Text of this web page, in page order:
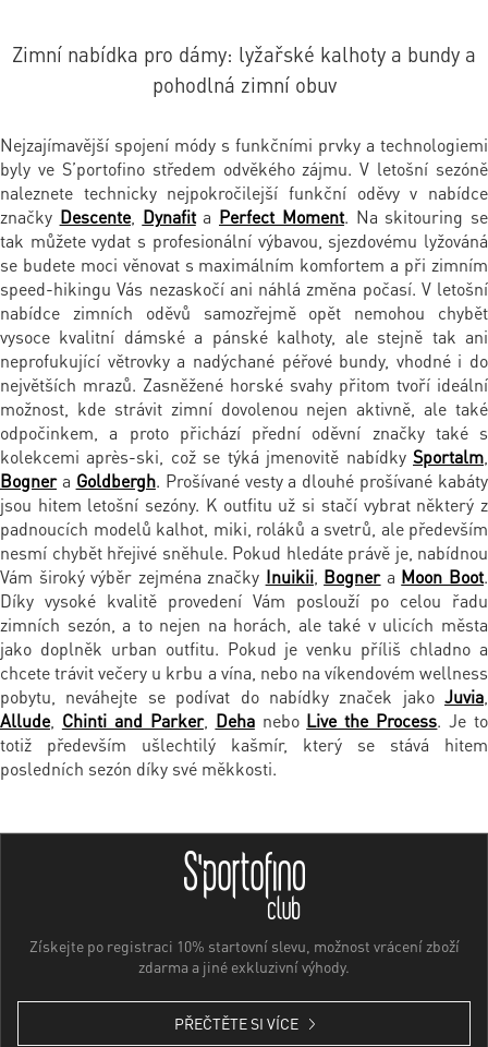
Zimní nabídka pro dámy: lyžařské kalhoty a bundy a
pohodlná zimní obuv
Nejzajímavější spojení módy s funkčními prvky a technologiemi
byly ve S’portofino středem odvěkého zájmu. V letošní sezóně
naleznete technicky nejpokročilejší funkční oděvy v nabídce
značky Descente, Dynafita Perfect Moment. Na skitouring se
tak můžete vydat s profesionální výbavou, sjezdovému lyžováná
se budete moci věnovat s maximálním komfortem a při zimním
speed-hikingu Vás nezaskočí ani náhlá změna počasí. V letošní
nabídce zimních oděvů samozřejmě opět nemohou chybět
vysoce kvalitní dámské a pánské kalhoty, ale stejně tak ani
neprofukující větrovky a nadýchané péřové bundy, vhodné i do
největších mrazů. Zasněžené horské svahy přitom tvoří ideální
možnost, kde strávit zimní dovolenou nejen aktivně, ale také
odpočinkem, a proto přichází přední oděvní značky také s
kolekcemi après-ski, což se týká jmenovitě nabídky Sportalm
Bognera Goldbergh. Prošívané vesty a dlouhé prošívané kabáty
jsou hitem letošní sezóny. K outfitu už si stačí vybrat některý z
padnoucích modelů kalhot, miki, roláků a svetrů, ale především
nesmí chybět hřejivé sněhule. Pokud hledáte právě je, nabídnou
Vám široký výběr zejména značky Inuikii, Bognera Moon Boot.
Díky vysoké kvalitě provedení Vám poslouží po celou řadu
zimních sezón, a to nejen na horách, ale také v ulicích města
jako doplněk urban outfitu. Pokud je venku příliš chladno a
chcete trávit večery u krbu a vína, nebo na víkendovém wellness
pobytu, neváhejte se podívat do nabídky značek jako Juvia
Allude, Chinti and Parker, Dehanebo Live the Process. Je to
totiž především ušlechtilý kašmír, který se stává hitem
posledních sezón díky své měkkosti.
Získejte po registraci 10% startovní slevu, možnost vrácení zboží
zdarma a jiné exkluzivní výhody.
PŘEČTĚTE SI VÍCE